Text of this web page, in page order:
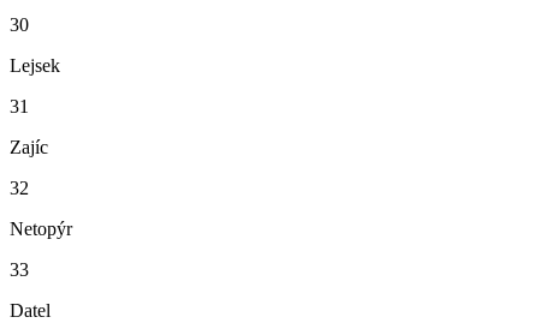
30
Lejsek
31
Zajíc
32
Netopýr
33
Datel